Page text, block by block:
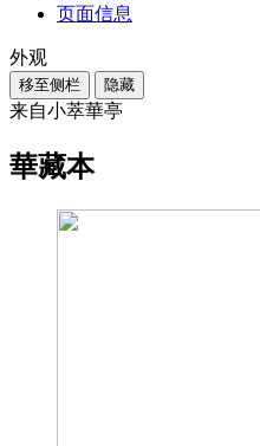
页面信息
外观
移至侧栏 隐藏
来自小萃華亭
華藏本